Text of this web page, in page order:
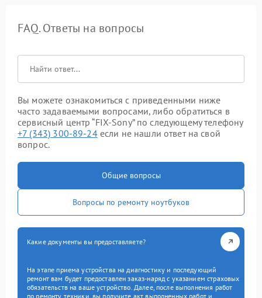
FAQ. Ответы на вопросы
Вы можете ознакомиться с приведенными ниже
часто задаваемыми вопросами, либо обратиться в
сервисный центр “FIX-Sony” по следующему телефону
+7 (343) 300-89-24если не нашли ответ на свой
вопрос.
Общие вопросы
Вопросы по ремонту ноутбуков
Какие документы вы предоставляете?
На этапе приема устройства на диагностику и последующий
ремонт вам будет предоставлен заказ-наряд с указанием страховых
обязательств на ваше устройство. Далее, после выполнения работ
по ремонту техники, вы получите акт выполненных работ и